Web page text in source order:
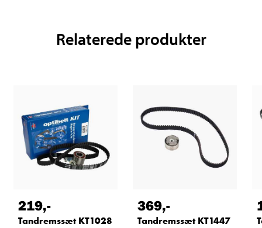
Relaterede produkter
219,-
Tandremssæt KT1028
369,-
Tandremssæt KT1447